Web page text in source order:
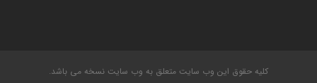
کلیه حقوق این وب سایت متعلق به وب سایت نسخه می باشد.